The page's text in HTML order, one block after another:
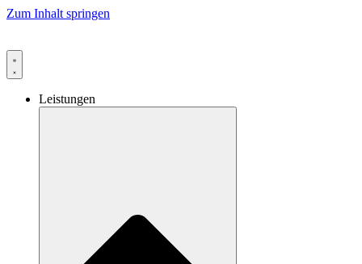
Zum Inhalt springen
Leistungen